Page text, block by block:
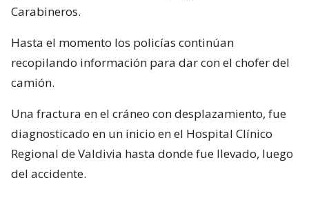
Carabineros.
Hasta el momento los policías continúan
recopilando información para dar con el chofer del
camión.
Una fractura en el cráneo con desplazamiento, fue
diagnosticado en un inicio en el Hospital Clínico
Regional de Valdivia hasta donde fue llevado, luego
del accidente.